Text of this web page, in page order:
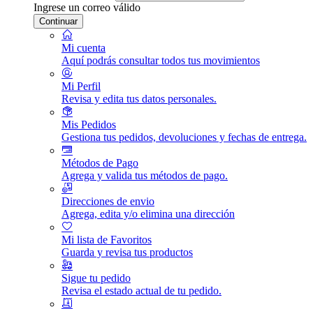
Ingrese un correo válido
Continuar
Mi cuenta
Aquí podrás consultar todos tus movimientos
Mi Perfil
Revisa y edita tus datos personales.
Mis Pedidos
Gestiona tus pedidos, devoluciones y fechas de entrega.
Métodos de Pago
Agrega y valida tus métodos de pago.
Direcciones de envio
Agrega, edita y/o elimina una dirección
Mi lista de Favoritos
Guarda y revisa tus productos
Sigue tu pedido
Revisa el estado actual de tu pedido.